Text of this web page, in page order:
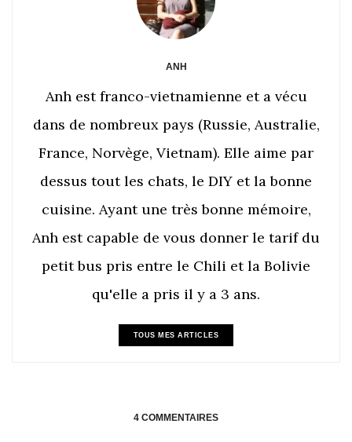
ANH
Anh est franco-vietnamienne et a vécu
dans de nombreux pays (Russie, Australie,
France, Norvège, Vietnam). Elle aime par
dessus tout les chats, le DIY et la bonne
cuisine. Ayant une très bonne mémoire,
Anh est capable de vous donner le tarif du
petit bus pris entre le Chili et la Bolivie
qu'elle a pris il y a 3 ans.
TOUS MES ARTICLES
4 COMMENTAIRES